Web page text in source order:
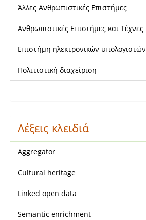
Άλλες Ανθρωπιστικές Επιστήμες
Ανθρωπιστικές Επιστήμες και Τέχνες
Επιστήμη ηλεκτρονικών υπολογιστών
Πολιτιστική διαχείριση
Λέξεις κλειδιά
Aggregator
Cultural heritage
Linked open data
Semantic enrichment